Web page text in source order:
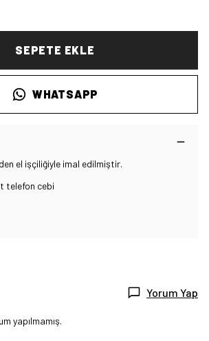
SEPETE EKLE
WHATSAPP
el işçiliğiyle imal edilmiştir.
telefon cebi
Yorum Yap
yapılmamış.